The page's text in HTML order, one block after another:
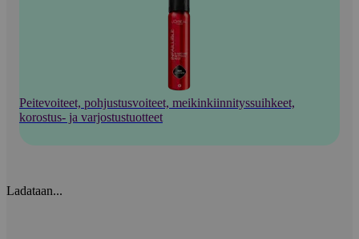
Peitevoiteet, pohjustusvoiteet, meikinkiinnityssuihkeet,
korostus- ja varjostustuotteet
Ladataan...